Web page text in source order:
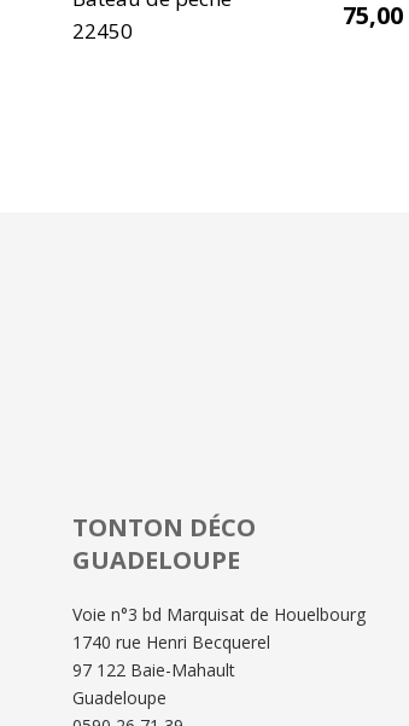
22450
75,00
TONTON DÉCO
GUADELOUPE
Voie n°3 bd Marquisat de Houelbourg
1740 rue Henri Becquerel
97 122 Baie-Mahault
Guadeloupe